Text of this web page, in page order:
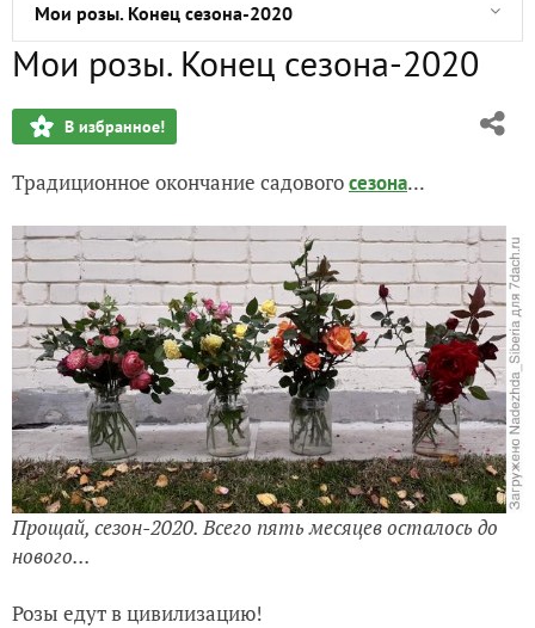
Мои розы. Конец сезона-2020
Мои розы. Продолжение-2020
Мои розы. Сезон-2019 окончен...
Мои розы. Продолжение-2019
Мои розы. Продолжение-2018
Мои розы. Начало
Мои розы. Конец сезона-2020
В избранное!
Традиционное окончание садовогосезона...
Прощай, сезон-2020. Всего пять месяцев осталось до
нового...
Розы едут в цивилизацию!